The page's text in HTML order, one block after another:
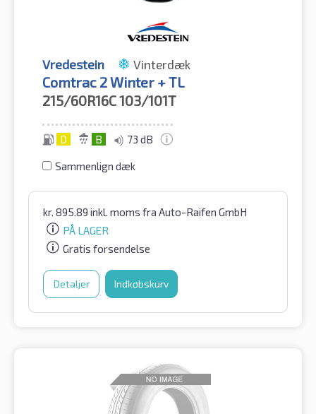
Vredestein Vinterdæk
Comtrac 2 Winter + TL
215/60R16C103/101T
D B 73 dB
Sammenlign dæk
kr. 895.89 inkl. moms fra Auto-Raifen GmbH
PÅ LAGER
Gratis forsendelse
Detaljer Indkøbskurv